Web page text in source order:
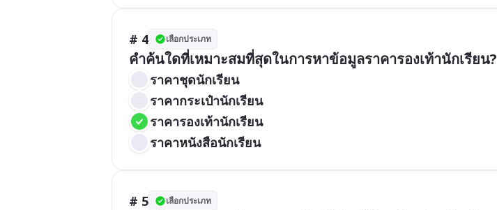
# 4 เลือกประเภท
คำค้นใดที่เหมาะสมที่สุดในการหาข้อมูลราคารองเท้านักเรียน?
ราคาชุดนักเรียน
ราคากระเป๋านักเรียน
ราคารองเท้านักเรียน
ราคาหนังสือนักเรียน
# 5 เลือกประเภท